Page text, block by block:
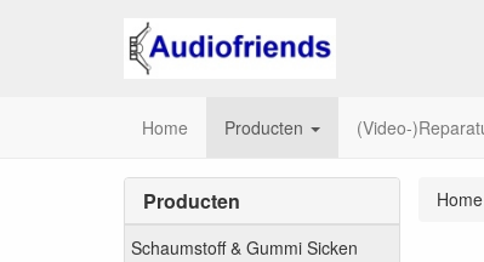
Home Producten (Video-
Producten
Schaumstoff & Gummi Sicken
Home